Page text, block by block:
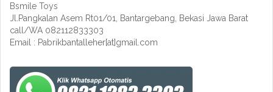
Bsmile Toys
Jl.Pangkalan Asem Rt01/01, Bantargebang, Bekasi Jawa Barat
call/WA 082112833303
Email : Pabrikbantalleher[at]gmail.com